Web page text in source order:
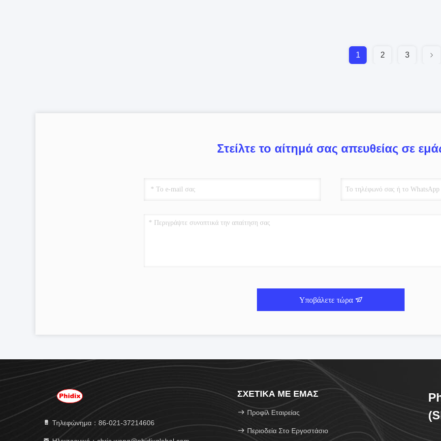
1 2 3
Στείλτε το αίτημά σας απευθείας σε
Υποβάλετε τώρα
Τηλεφώνημα：86-021-37214606
ΣΧΕΤΙΚΆ ΜΕ ΕΜΆΣ
Προφίλ Εταιρείας
Περιοδεία Στο Εργοστάσιο